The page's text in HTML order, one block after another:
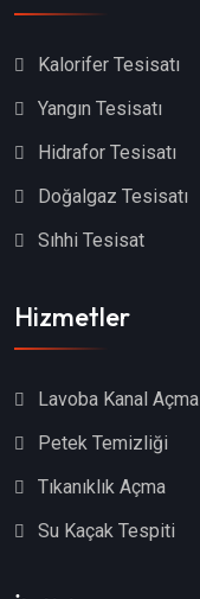
Kalorifer Tesisatı
Yangın Tesisatı
Hidrafor Tesisatı
Doğalgaz Tesisatı
Sıhhi Tesisat
Hizmetler
Lavoba Kanal Açma
Petek Temizliği
Tıkanıklık Açma
Su Kaçak Tespiti